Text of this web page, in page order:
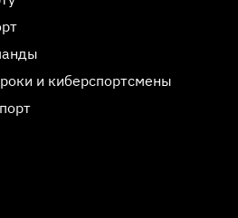
и киберспортсмены